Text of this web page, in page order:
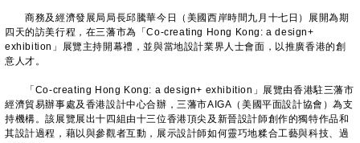
商務及經濟發展局局長邱騰華今日（美國西岸時間九月十七日）展開為期
四天的訪美行程，在三藩市為「Co-creating Hong Kong: a design+
exhibition」展覽主持開幕禮，並與當地設計業界人士會面，以推廣香港的創
意人才。
「Co-creating Hong Kong: a design+ exhibition」展覽由香港駐三藩市
經濟貿易辦事處及香港設計中心合辦，三藩市AIGA（美國平面設計協會）為支
持機構。該展覽展出十四組由十三位香港頂尖及新晉設計師創作的獨特作品和
其設計過程，藉以與參觀者互動，展示設計師如何靈巧地糅合工藝與科技、過